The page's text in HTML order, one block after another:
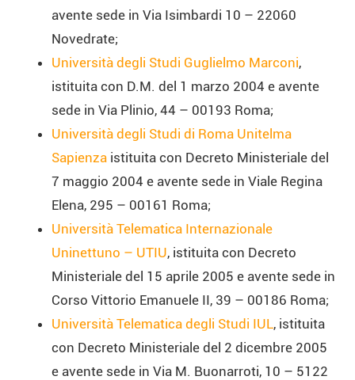
avente sede in Via Isimbardi 10 – 22060
Novedrate;
Università degli Studi Guglielmo Marconi,
istituita con D.M. del 1 marzo 2004 e avente
sede in Via Plinio, 44 – 00193 Roma;
Università degli Studi di Roma Unitelma
Sapienza istituita con Decreto Ministeriale del
7 maggio 2004 e avente sede in Viale Regina
Elena, 295 – 00161 Roma;
Università Telematica Internazionale
Uninettuno – UTIU, istituita con Decreto
Ministeriale del 15 aprile 2005 e avente sede in
Corso Vittorio Emanuele II, 39 – 00186 Roma;
Università Telematica degli Studi IUL, istituita
con Decreto Ministeriale del 2 dicembre 2005
e avente sede in Via M. Buonarroti, 10 – 5122